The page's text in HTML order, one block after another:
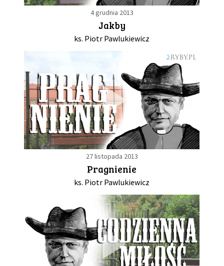
4 grudnia 2013
Jakby
ks. Piotr Pawlukiewicz
27 listopada 2013
Pragnienie
ks. Piotr Pawlukiewicz